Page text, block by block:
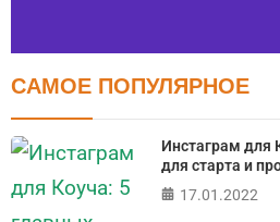
Тест
в 5 главных
САМОЕ ПОПУЛЯРНОЕ
Инстаграм для
для старта и
17.01.2022